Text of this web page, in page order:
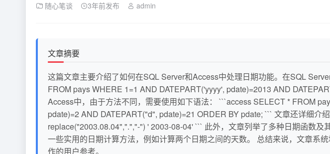
随心笔谈 3年前发布 admin
文章摘要
这篇文章主要介绍了如何在SQL Server和Access中处理日期功能。在SQL
FROM pays WHERE 1=1 AND DATEPART('yyyy', pdate)=2013 AND
Access中，由于方法不同，需要使用如下语法： ```access SELECT * FROM
pdate)=2 AND DATEPART("d", pdate)=21 ORDER BY pdate; ``` 文章还详细介
replace("2003.08.04",".","-") ' 2003-08-04' ``` 此外，文章列举了多种日期函数
一些实用的日期计算方法，例如计算两个日期之间的天数。 总结来说，文章系
作的用户参考。